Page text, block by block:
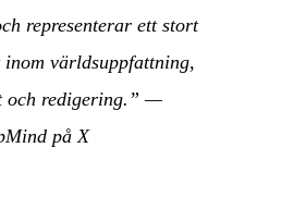
representerar ett stort
världsuppfattning,
och redigering.” —
på X